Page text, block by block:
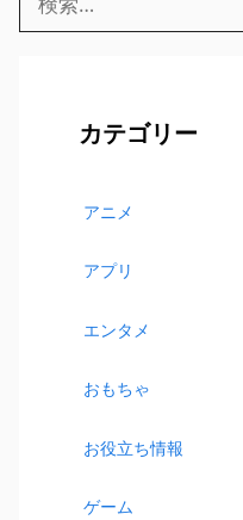
索:
カテゴリー
アニメ
アプリ
エンタメ
おもちゃ
お役立ち情報
ゲーム